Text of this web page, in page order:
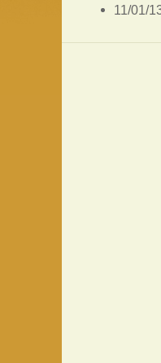
11/01/